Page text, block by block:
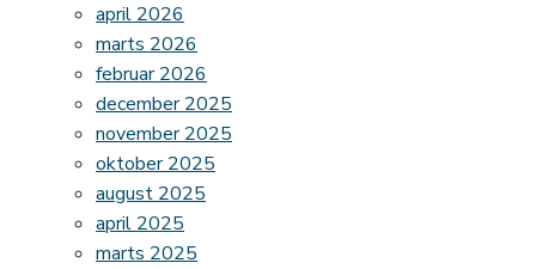
april 2026
marts 2026
februar 2026
december 2025
november 2025
oktober 2025
august 2025
april 2025
marts 2025